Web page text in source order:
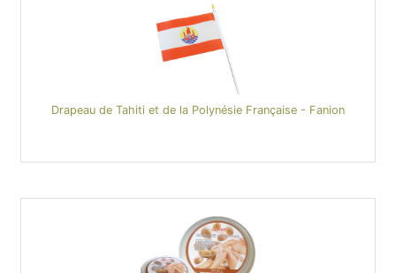
Drapeau de Tahiti et de la Polynésie Française - Fanion